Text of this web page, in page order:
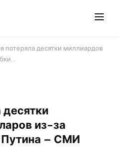
потеряла десятки миллиардов
десятки
из-за
– СМИ